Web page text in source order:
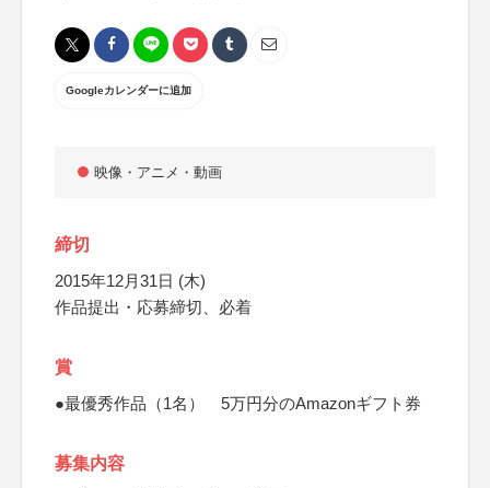
Googleカレンダーに追加
映像・アニメ・動画
締切
2015年12月31日 (木)
作品提出・応募締切、必着
賞
●最優秀作品（1名） 5万円分のAmazonギフト券
募集内容